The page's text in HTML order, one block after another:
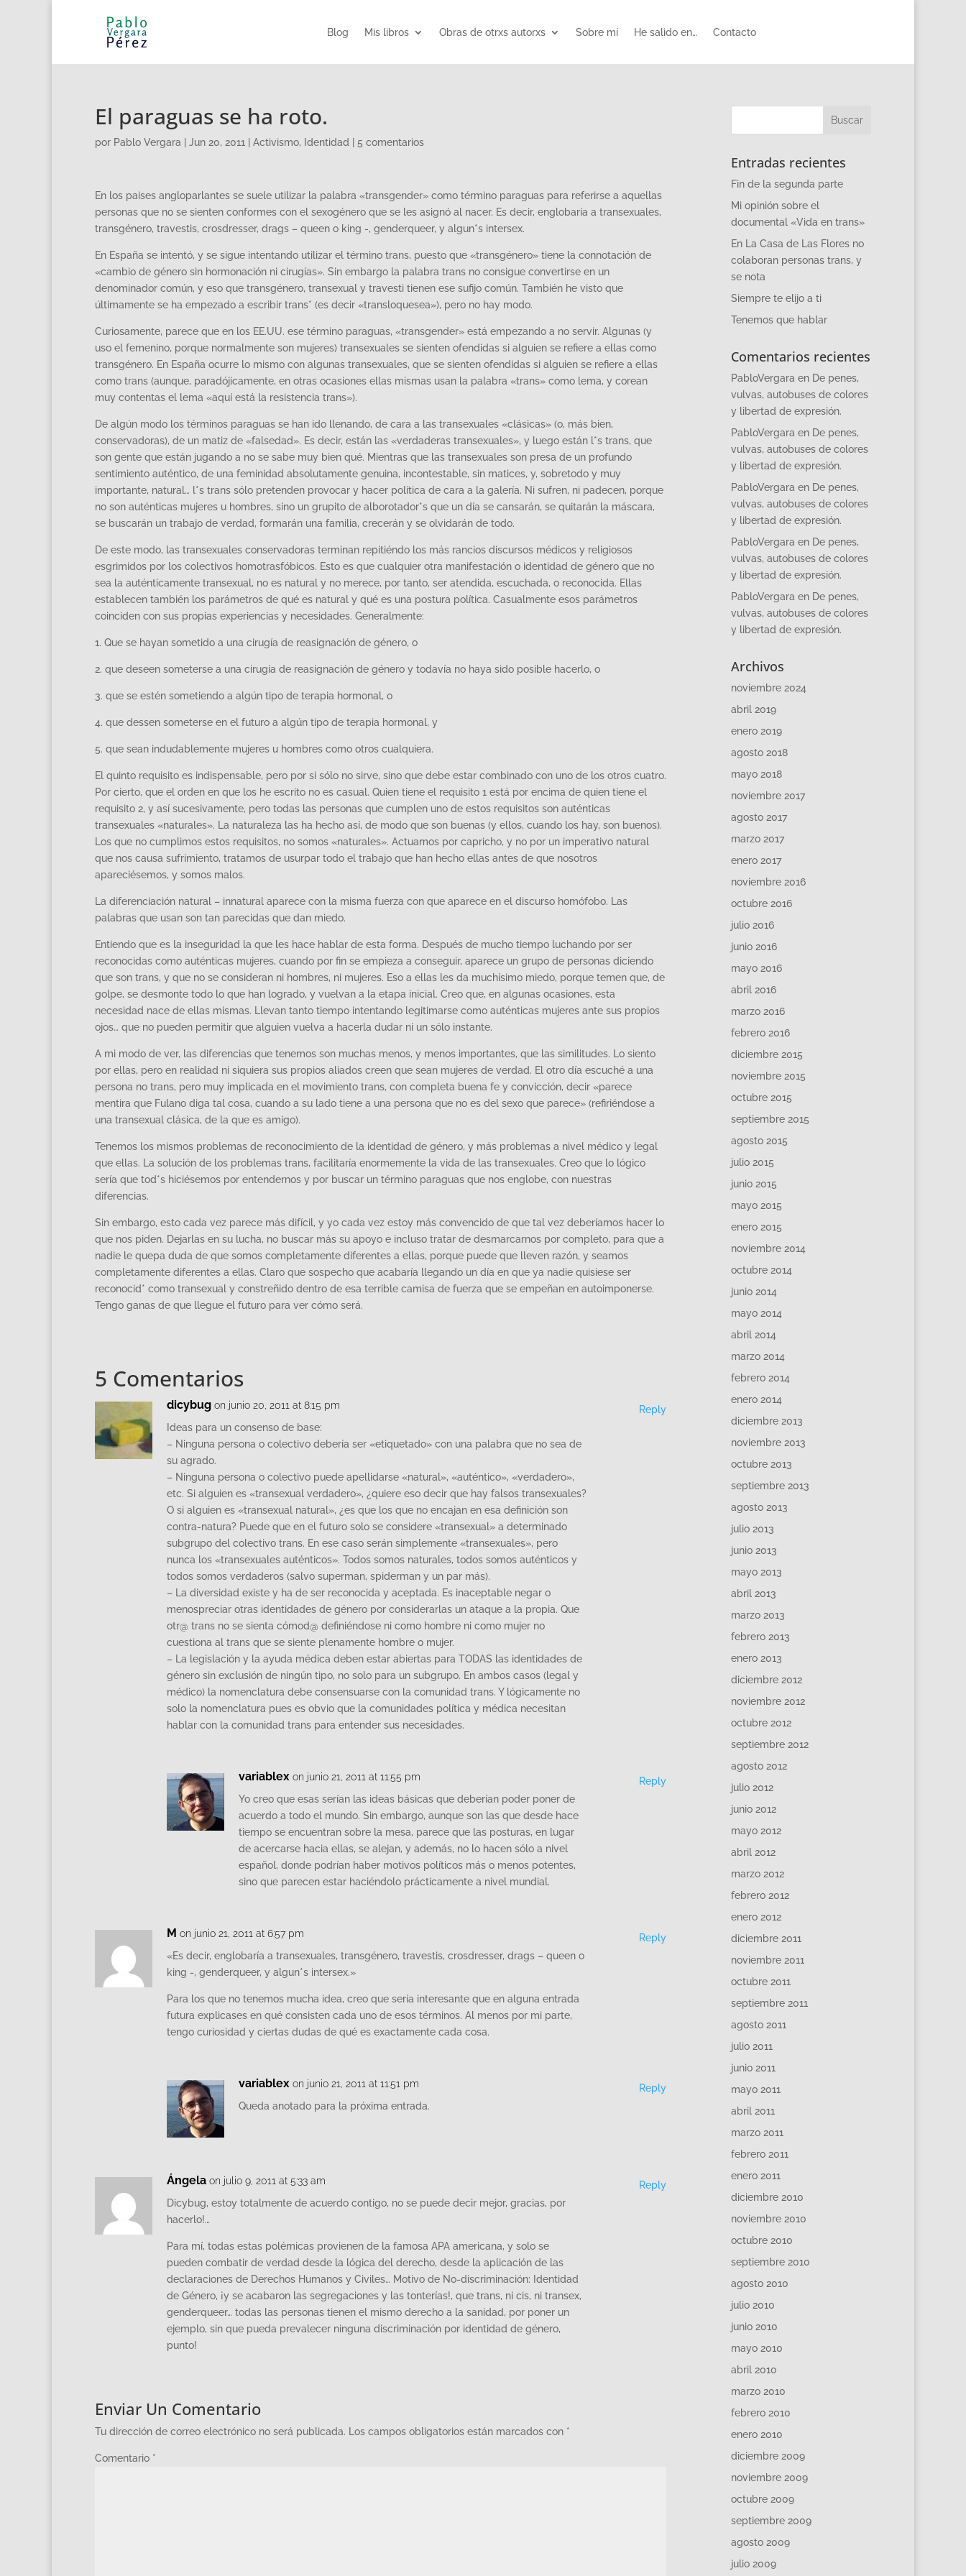
Blog Mis libros Obras de otrxs autorxs Sobre mí He salido en… Contacto
El paraguas se ha roto.
por Pablo Vergara Jun 20, 2011 Activismo, Identidad 5 comentarios
En los paises angloparlantes se suele utilizar la palabra «transgender» como término paraguas para referirse a aquellas
personas que no se sienten conformes con el sexogénero que se les asignó al nacer. Es decir, englobaría a transexuales,
transgénero, travestis, crosdresser, drags – queen o king -, genderqueer, y algun*s intersex.
En España se intentó, y se sigue intentando utilizar el término trans, puesto que «transgénero» tiene la connotación de
«cambio de género sin hormonación ni cirugías». Sin embargo la palabra trans no consigue convertirse en un
denominador común, y eso que transgénero, transexual y travesti tienen ese sufijo común. También he visto que
últimamente se ha empezado a escribir trans* (es decir «transloquesea»), pero no hay modo.
Curiosamente, parece que en los EE.UU. ese término paraguas, «transgender» está empezando a no servir. Algunas (y
uso el femenino, porque normalmente son mujeres) transexuales se sienten ofendidas si alguien se refiere a ellas como
transgénero. En España ocurre lo mismo con algunas transexuales, que se sienten ofendidas si alguien se refiere a ellas
como trans (aunque, paradójicamente, en otras ocasiones ellas mismas usan la palabra «trans» como lema, y corean
muy contentas el lema «aquí está la resistencia trans»).
De algún modo los términos paraguas se han ido llenando, de cara a las transexuales «clásicas» (o, más bien,
conservadoras), de un matiz de «falsedad». Es decir, están las «verdaderas transexuales», y luego están l*s trans, que
son gente que están jugando a no se sabe muy bien qué. Mientras que las transexuales son presa de un profundo
sentimiento auténtico, de una feminidad absolutamente genuina, incontestable, sin matices, y, sobretodo y muy
importante, natural… l*s trans sólo pretenden provocar y hacer política de cara a la galería. Ni sufren, ni padecen, porque
no son auténticas mujeres u hombres, sino un grupito de alborotador*s que un día se cansarán, se quitarán la máscara,
se buscarán un trabajo de verdad, formarán una familia, crecerán y se olvidarán de todo.
De este modo, las transexuales conservadoras terminan repitiéndo los más rancios discursos médicos y religiosos
esgrimidos por los colectivos homotrasfóbicos. Esto es que cualquier otra manifestación o identidad de género que no
sea la auténticamente transexual, no es natural y no merece, por tanto, ser atendida, escuchada, o reconocida. Ellas
establecen también los parámetros de qué es natural y qué es una postura política. Casualmente esos parámetros
coinciden con sus propias experiencias y necesidades. Generalmente:
1. Que se hayan sometido a una cirugía de reasignación de género, o
2. que deseen someterse a una cirugía de reasignación de género y todavía no haya sido posible hacerlo, o
3. que se estén sometiendo a algún tipo de terapia hormonal, o
4. que dessen someterse en el futuro a algún tipo de terapia hormonal, y
5. que sean indudablemente mujeres u hombres como otros cualquiera.
El quinto requisito es indispensable, pero por si sólo no sirve, sino que debe estar combinado con uno de los otros cuatro.
Por cierto, que el orden en que los he escrito no es casual. Quien tiene el requisito 1 está por encima de quien tiene el
requisito 2, y así sucesivamente, pero todas las personas que cumplen uno de estos requisitos son auténticas
transexuales «naturales». La naturaleza las ha hecho así, de modo que son buenas (y ellos, cuando los hay, son buenos).
Los que no cumplimos estos requisitos, no somos «naturales». Actuamos por capricho, y no por un imperativo natural
que nos causa sufrimiento, tratamos de usurpar todo el trabajo que han hecho ellas antes de que nosotros
apareciésemos, y somos malos.
La diferenciación natural – innatural aparece con la misma fuerza con que aparece en el discurso homófobo. Las
palabras que usan son tan parecidas que dan miedo.
Entiendo que es la inseguridad la que les hace hablar de esta forma. Después de mucho tiempo luchando por ser
reconocidas como auténticas mujeres, cuando por fin se empieza a conseguir, aparece un grupo de personas diciendo
que son trans, y que no se consideran ni hombres, ni mujeres. Eso a ellas les da muchísimo miedo, porque temen que, de
golpe, se desmonte todo lo que han logrado, y vuelvan a la etapa inicial. Creo que, en algunas ocasiones, esta
necesidad nace de ellas mismas. Llevan tanto tiempo intentando legitimarse como auténticas mujeres ante sus propios
ojos… que no pueden permitir que alguien vuelva a hacerla dudar ni un sólo instante.
A mi modo de ver, las diferencias que tenemos son muchas menos, y menos importantes, que las similitudes. Lo siento
por ellas, pero en realidad ni siquiera sus propios aliados creen que sean mujeres de verdad. El otro día escuché a una
persona no trans, pero muy implicada en el movimiento trans, con completa buena fe y convicción, decir «parece
mentira que Fulano diga tal cosa, cuando a su lado tiene a una persona que no es del sexo que parece» (refiriéndose a
una transexual clásica, de la que es amigo).
Tenemos los mismos problemas de reconocimiento de la identidad de género, y más problemas a nivel médico y legal
que ellas. La solución de los problemas trans, facilitaría enormemente la vida de las transexuales. Creo que lo lógico
sería que tod*s hiciésemos por entendernos y por buscar un término paraguas que nos englobe, con nuestras
diferencias.
Sin embargo, esto cada vez parece más difícil, y yo cada vez estoy más convencido de que tal vez deberíamos hacer lo
que nos piden. Dejarlas en su lucha, no buscar más su apoyo e incluso tratar de desmarcarnos por completo, para que a
nadie le quepa duda de que somos completamente diferentes a ellas, porque puede que lleven razón, y seamos
completamente diferentes a ellas. Claro que sospecho que acabaría llegando un día en que ya nadie quisiese ser
reconocid* como transexual y constreñido dentro de esa terrible camisa de fuerza que se empeñan en autoimponerse.
Tengo ganas de que llegue el futuro para ver cómo será.
5 Comentarios
dicybug on junio 20, 2011 at 8:15 pm
Ideas para un consenso de base:
– Ninguna persona o colectivo debería ser «etiquetado» con una palabra que no sea de
su agrado.
– Ninguna persona o colectivo puede apellidarse «natural», «auténtico», «verdadero»,
etc. Si alguien es «transexual verdadero», ¿quiere eso decir que hay falsos transexuales?
O si alguien es «transexual natural», ¿es que los que no encajan en esa definición son
contra-natura? Puede que en el futuro solo se considere «transexual» a determinado
subgrupo del colectivo trans. En ese caso serán simplemente «transexuales», pero
nunca los «transexuales auténticos». Todos somos naturales, todos somos auténticos y
todos somos verdaderos (salvo superman, spiderman y un par más).
– La diversidad existe y ha de ser reconocida y aceptada. Es inaceptable negar o
menospreciar otras identidades de género por considerarlas un ataque a la propia. Que
otr@ trans no se sienta cómod@ definiéndose ni como hombre ni como mujer no
cuestiona al trans que se siente plenamente hombre o mujer.
– La legislación y la ayuda médica deben estar abiertas para TODAS las identidades de
género sin exclusión de ningún tipo, no solo para un subgrupo. En ambos casos (legal y
médico) la nomenclatura debe consensuarse con la comunidad trans. Y lógicamente no
solo la nomenclatura pues es obvio que la comunidades política y médica necesitan
hablar con la comunidad trans para entender sus necesidades.
Reply
variablex on junio 21, 2011 at 11:55 pm
Yo creo que esas serían las ideas básicas que deberían poder poner de
acuerdo a todo el mundo. Sin embargo, aunque son las que desde hace
tiempo se encuentran sobre la mesa, parece que las posturas, en lugar
de acercarse hacia ellas, se alejan, y además, no lo hacen sólo a nivel
español, donde podrían haber motivos políticos más o menos potentes,
sino que parecen estar haciéndolo prácticamente a nivel mundial.
Reply
M on junio 21, 2011 at 6:57 pm
«Es decir, englobaría a transexuales, transgénero, travestis, crosdresser, drags – queen o
king -, genderqueer, y algun*s intersex.»
Para los que no tenemos mucha idea, creo que sería interesante que en alguna entrada
futura explicases en qué consisten cada uno de esos términos. Al menos por mi parte,
tengo curiosidad y ciertas dudas de qué es exactamente cada cosa.
Reply
variablex on junio 21, 2011 at 11:51 pm
Queda anotado para la próxima entrada.
Reply
Ángela on julio 9, 2011 at 5:33 am
Dicybug, estoy totalmente de acuerdo contigo, no se puede decir mejor, gracias, por
hacerlo!…
Para mí, todas estas polémicas provienen de la famosa APA americana, y solo se
pueden combatir de verdad desde la lógica del derecho, desde la aplicación de las
declaraciones de Derechos Humanos y Civiles… Motivo de No-discriminación: Identidad
de Género, ¡y se acabaron las segregaciones y las tonterías!, que trans, ni cis, ni transex,
genderqueer… todas las personas tienen el mismo derecho a la sanidad, por poner un
ejemplo, sin que pueda prevalecer ninguna discriminación por identidad de género,
punto!
Reply
Enviar Un Comentario
Tu dirección de correo electrónico no será publicada. Los campos obligatorios están marcados con *
Comentario *
Entradas recientes
Fin de la segunda parte
Mi opinión sobre el
documental «Vida en trans»
En La Casa de Las Flores no
colaboran personas trans, y
se nota
Siempre te elijo a ti
Tenemos que hablar
Comentarios recientes
PabloVergara en De penes,
vulvas, autobuses de colores
y libertad de expresión.
PabloVergara en De penes,
vulvas, autobuses de colores
y libertad de expresión.
PabloVergara en De penes,
vulvas, autobuses de colores
y libertad de expresión.
PabloVergara en De penes,
vulvas, autobuses de colores
y libertad de expresión.
PabloVergara en De penes,
vulvas, autobuses de colores
y libertad de expresión.
Archivos
noviembre 2024
abril 2019
enero 2019
agosto 2018
mayo 2018
noviembre 2017
agosto 2017
marzo 2017
enero 2017
noviembre 2016
octubre 2016
julio 2016
junio 2016
mayo 2016
abril 2016
marzo 2016
febrero 2016
diciembre 2015
noviembre 2015
octubre 2015
septiembre 2015
agosto 2015
julio 2015
junio 2015
mayo 2015
enero 2015
noviembre 2014
octubre 2014
junio 2014
mayo 2014
abril 2014
marzo 2014
febrero 2014
enero 2014
diciembre 2013
noviembre 2013
octubre 2013
septiembre 2013
agosto 2013
julio 2013
junio 2013
mayo 2013
abril 2013
marzo 2013
febrero 2013
enero 2013
diciembre 2012
noviembre 2012
octubre 2012
septiembre 2012
agosto 2012
julio 2012
junio 2012
mayo 2012
abril 2012
marzo 2012
febrero 2012
enero 2012
diciembre 2011
noviembre 2011
octubre 2011
septiembre 2011
agosto 2011
julio 2011
junio 2011
mayo 2011
abril 2011
marzo 2011
febrero 2011
enero 2011
diciembre 2010
noviembre 2010
octubre 2010
septiembre 2010
agosto 2010
julio 2010
junio 2010
mayo 2010
abril 2010
marzo 2010
febrero 2010
enero 2010
diciembre 2009
noviembre 2009
octubre 2009
septiembre 2009
agosto 2009
julio 2009